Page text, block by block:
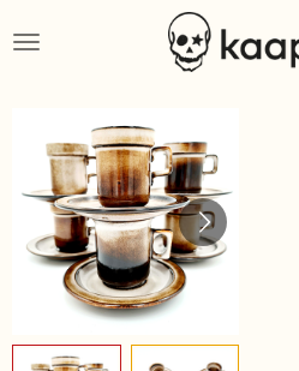
direct
hoofdinhoud